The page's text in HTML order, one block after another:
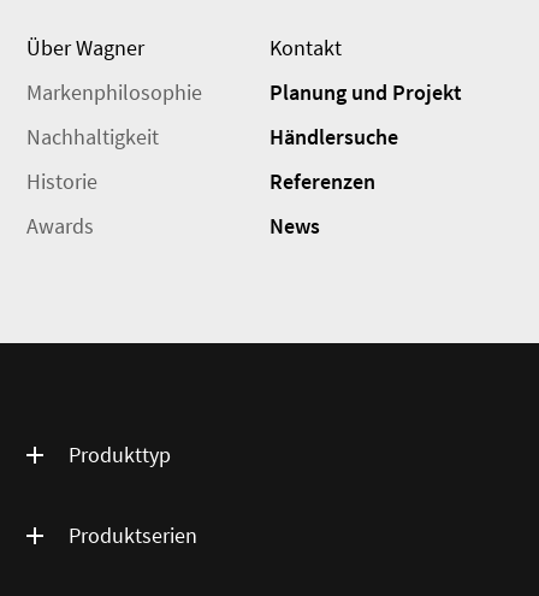
Über Wagner
Markenphilosophie
Nachhaltigkeit
Historie
Awards
Kontakt
Planung und Projekt
Händlersuche
Referenzen
News
Produkttyp
Produktserien